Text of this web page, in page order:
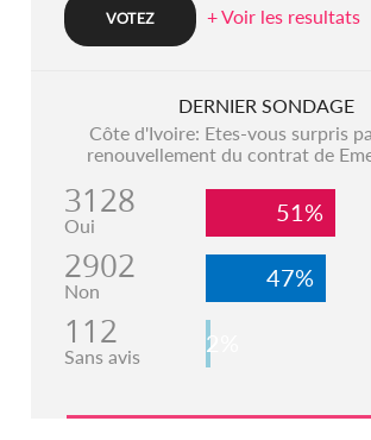
+ Voir les resultats
DERNIER SONDAGE
Côte d'Ivoire: Etes-vous surpris
renouvellement du contrat de
3128
Oui 51%
2902
Non 47%
112
Sans avis 2%